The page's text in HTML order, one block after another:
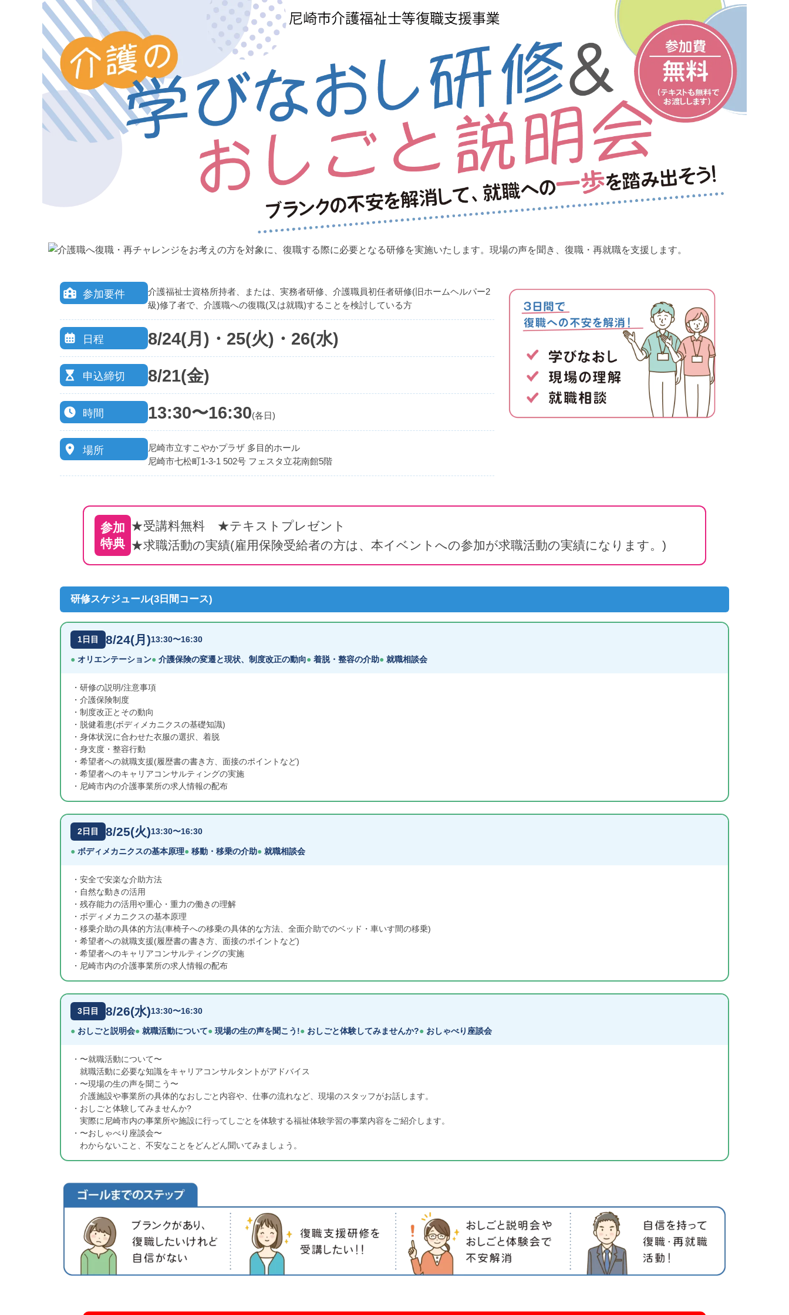
参加要件
介護福祉士資格所持者、または、実務者研修、介護職員初任者研修(旧ホームヘルパー2
級)修了者で、介護職への復職(又は就職)することを検討している方
日程 8/24(月)・25(火)・26(水)
申込締切 8/21(金)
時間 13:30〜16:30(各日)
場所
尼崎市立すこやかプラザ 多目的ホール
尼崎市七松町1-3-1 502号 フェスタ立花南館5階
参加
特典
★受講料無料 ★テキストプレゼント
★求職活動の実績(雇用保険受給者の方は、本イベントへの参加が求職活動の実績になります。)
研修スケジュール(3日間コース)
1日目 8/24(月)13:30〜16:30
オリエンテーション 介護保険の変遷と現状、制度改正の動向 着脱・整容の介助 就職相談会
研修の説明/注意事項
介護保険制度
制度改正とその動向
脱健着患(ボディメカニクスの基礎知識)
身体状況に合わせた衣服の選択、着脱
身支度・整容行動
希望者への就職支援(履歴書の書き方、面接のポイントなど)
希望者へのキャリアコンサルティングの実施
尼崎市内の介護事業所の求人情報の配布
2日目 8/25(火)13:30〜16:30
ボディメカニクスの基本原理 移動・移乗の介助 就職相談会
安全で安楽な介助方法
自然な動きの活用
残存能力の活用や重心・重力の働きの理解
ボディメカニクスの基本原理
移乗介助の具体的方法(車椅子への移乗の具体的な方法、全面介助でのベッド・車いす間の移乗)
希望者への就職支援(履歴書の書き方、面接のポイントなど)
希望者へのキャリアコンサルティングの実施
尼崎市内の介護事業所の求人情報の配布
3日目 8/26(水)13:30〜16:30
おしごと説明会 就職活動について 現場の生の声を聞こう! おしごと体験してみませんか? おしゃべり座談会
〜就職活動について〜
就職活動に必要な知識をキャリアコンサルタントがアドバイス
〜現場の生の声を聞こう〜
介護施設や事業所の具体的なおしごと内容や、仕事の流れなど、現場のスタッフがお話します。
おしごと体験してみませんか?
実際に尼崎市内の事業所や施設に行ってしごとを体験する福祉体験学習の事業内容をご紹介します。
〜おしゃべり座談会〜
わからないこと、不安なことをどんどん聞いてみましょう。